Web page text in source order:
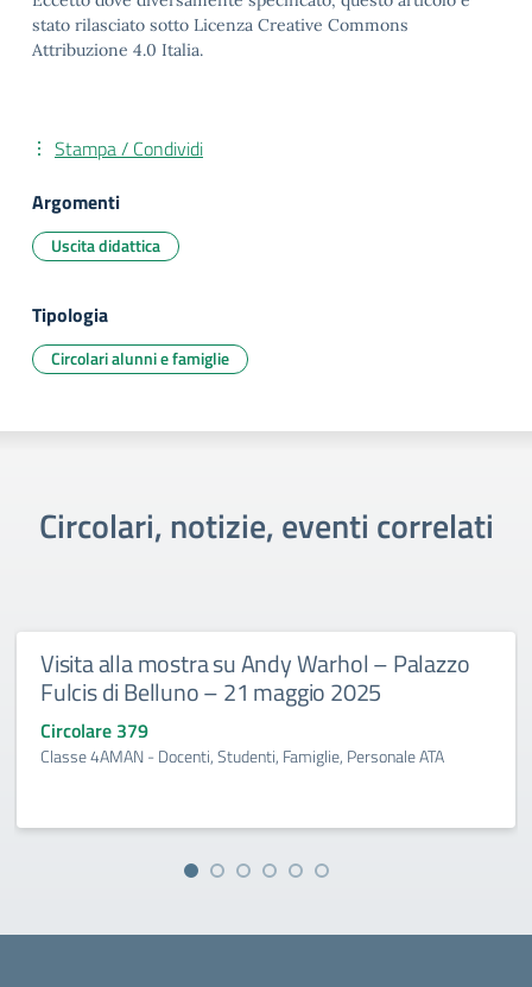
stato rilasciato sotto Licenza Creative Commons
Attribuzione 4.0 Italia.
Stampa / Condividi
Argomenti
Uscita didattica
Tipologia
Circolari alunni e famiglie
Circolari, notizie, eventi correlati
Visita alla mostra su Andy Warhol – Palazzo
Fulcis di Belluno – 21 maggio 2025
Circolare 379
Classe 4AMAN - Docenti, Studenti, Famiglie, Personale ATA